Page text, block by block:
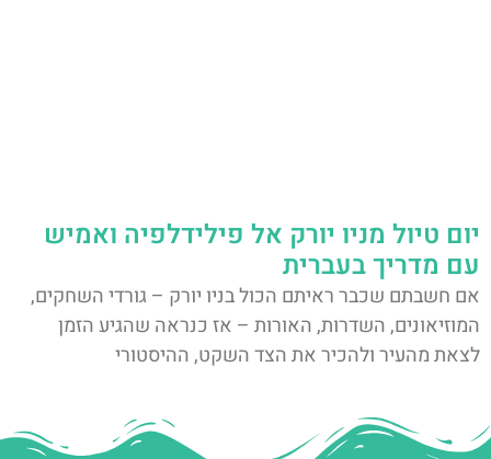
יום טיול מניו יורק אל פילידלפיה ואמיש
עם מדריך בעברית
אם חשבתם שכבר ראיתם הכול בניו יורק – גורדי השחקים,
המוזיאונים, השדרות, האורות – אז כנראה שהגיע הזמן
לצאת מהעיר ולהכיר את הצד השקט, ההיסטורי